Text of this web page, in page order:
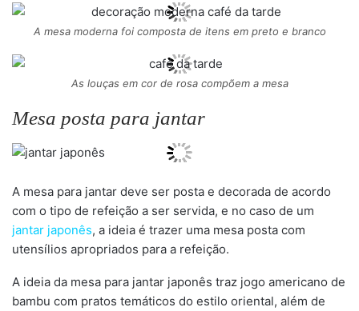
A mesa moderna foi composta de itens em preto e branco
As louças em cor de rosa compõem a mesa
Mesa posta para jantar
A mesa para jantar deve ser posta e decorada de acordo
com o tipo de refeição a ser servida, e no caso de um
jantar japonês, a ideia é trazer uma mesa posta com
utensílios apropriados para a refeição.
A ideia da mesa para jantar japonês traz jogo americano de
bambu com pratos temáticos do estilo oriental, além de